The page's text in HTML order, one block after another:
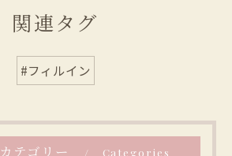
関連タグ
#フィルイン
カテゴリー Categories